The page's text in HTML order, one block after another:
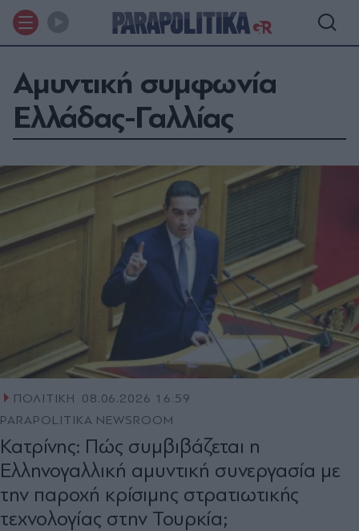
Αμυντική συμφωνία
Ελλάδας-Γαλλίας
ΠΟΛΙΤΙΚΗ
08.06.2026 16:59
PARAPOLITIKA NEWSROOM
Κατρίνης: Πώς συμβιβάζεται η
Ελληνογαλλική αμυντική συνεργασία με
την παροχή κρίσιμης στρατιωτικής
τεχνολογίας στην Τουρκία;